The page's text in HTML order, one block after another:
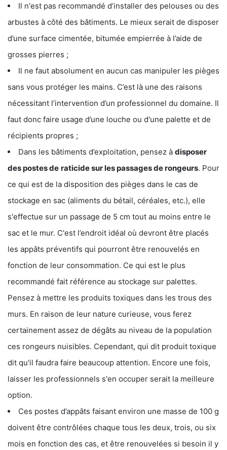
Il n'est pas recommandé d’installer des pelouses ou des
arbustes à côté des bâtiments. Le mieux serait de disposer
d’une surface cimentée, bitumée empierrée à l’aide de
grosses pierres ;
Il ne faut absolument en aucun cas manipuler les pièges
sans vous protéger les mains. C’est là une des raisons
nécessitant l’intervention d’un professionnel du domaine. Il
faut donc faire usage d’une louche ou d'une palette et de
récipients propres ;
Dans les bâtiments d’exploitation, pensez à disposer
des postes de raticide sur les passages de rongeurs. Pour
ce qui est de la disposition des pièges dans le cas de
stockage en sac (aliments du bétail, céréales, etc.), elle
s'effectue sur un passage de 5 cm tout au moins entre le
sac et le mur. C'est l’endroit idéal où devront être placés
les appâts préventifs qui pourront être renouvelés en
fonction de leur consommation. Ce qui est le plus
recommandé fait référence au stockage sur palettes.
Pensez à mettre les produits toxiques dans les trous des
murs. En raison de leur nature curieuse, vous ferez
certainement assez de dégâts au niveau de la population
ces rongeurs nuisibles. Cependant, qui dit produit toxique
dit qu'il faudra faire beaucoup attention. Encore une fois,
laisser les professionnels s'en occuper serait la meilleure
option.
Ces postes d’appâts faisant environ une masse de 100 g
doivent être contrôlées chaque tous les deux, trois, ou six
mois en fonction des cas, et être renouvelées si besoin il y